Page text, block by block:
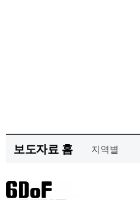
보도자료 홈 지역별